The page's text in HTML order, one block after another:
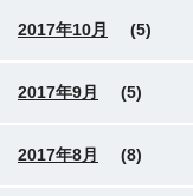
2017年10月 (5)
2017年9月 (5)
2017年8月 (8)